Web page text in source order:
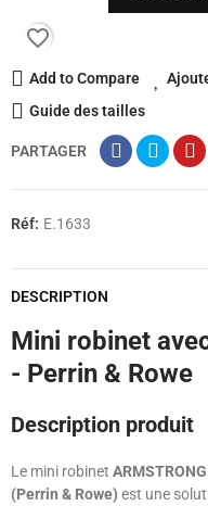
favorite_border
Add to Compare
Guide des tailles
PARTAGER
Réf: E.1633
DESCRIPTION
Mini robinet
- Perrin & Rowe
Description produit
Le mini robinet
(Perrin & Rowe) est une